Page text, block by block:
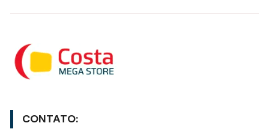
CONTATO: